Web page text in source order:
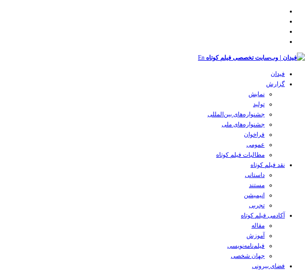
En
فیدان
گزارش
نمایش
تولید
‌‌جشنواره‌های بین‌المللی
جشنواره‌های ملی
فراخوان
عمومی
مطالبات فیلم کوتاه
نقد فیلم کوتاه
داستانی
مستند
انیمیشن
تجربی
آکادمی فیلم کوتاه
مقاله
آموزش
فیلم‌نامه‌نویسی
جهان شخصی
فضای بیرونی